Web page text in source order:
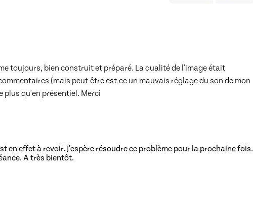
toujours, bien construit et préparé. La qualité de l'image était
(mais peut-être est-ce un mauvais réglage du son de mon
plus qu'en présentiel. Merci
en effet à revoir. J'espère résoudre ce problème pour la prochaine fois.
A très bientôt.